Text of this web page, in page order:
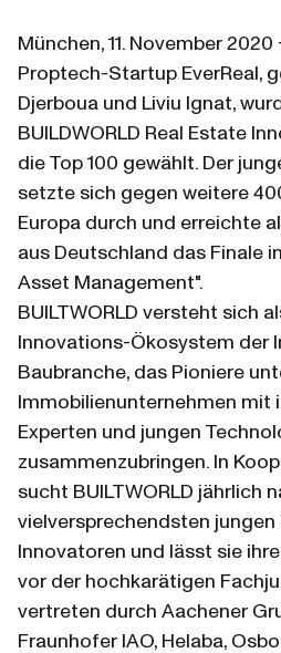
München, 11. November
Proptech-Startup EverReal,
Djerboua und Liviu Ignat,
BUILDWORLD Real Estate
die Top 100 gewählt. Der
setzte sich gegen weitere
Europa durch und erreichte
aus Deutschland das Finale
Asset Management".
BUILTWORLD versteht sich
Innovations-Ökosystem der
Baubranche, das Pioniere
Immobilienunternehmen mit
Experten und jungen
zusammenzubringen. In
sucht BUILTWORLD jährlich
vielversprechendsten jungen
Innovatoren und lässt sie
vor der hochkarätigen
vertreten durch Aachener
Fraunhofer IAO, Helaba,